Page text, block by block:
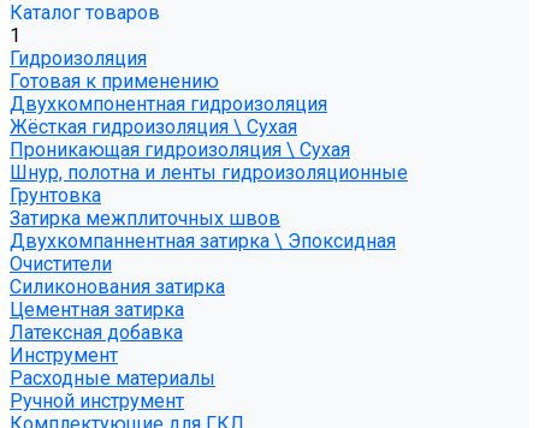
Каталог товаров
1
Гидроизоляция
Готовая к применению
Двухкомпонентная гидроизоляция
Жёсткая гидроизоляция \ Сухая
Проникающая гидроизоляция \ Сухая
Шнур, полотна и ленты гидроизоляционные
Грунтовка
Затирка межплиточных швов
Двухкомпаннентная затирка \ Эпоксидная
Очистители
Силиконования затирка
Цементная затирка
Латексная добавка
Инструмент
Расходные материалы
Ручной инструмент